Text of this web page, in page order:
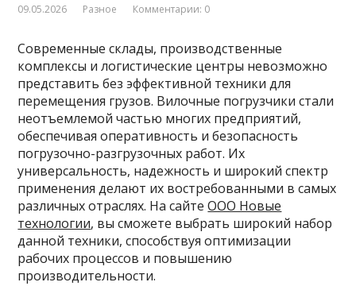
09.05.2026 Разное Комментарии: 0
Современные склады, производственные
комплексы и логистические центры невозможно
представить без эффективной техники для
перемещения грузов. Вилочные погрузчики стали
неотъемлемой частью многих предприятий,
обеспечивая оперативность и безопасность
погрузочно-разгрузочных работ. Их
универсальность, надежность и широкий спектр
применения делают их востребованными в самых
различных отраслях. На сайтеООО Новые
технологии, вы сможете выбрать широкий набор
данной техники, способствуя оптимизации
рабочих процессов и повышению
производительности.